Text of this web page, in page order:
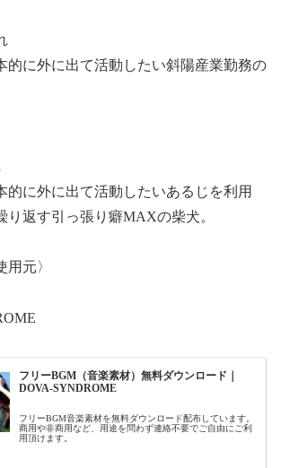
的に外に出て活動したい斜陽産業勤務の
的に外に出て活動したいあるじを利用
り返す引っ張り癖MAXの柴犬。
用元〉
フリーBGM（音楽素材）無料ダウンロード｜
DOVA-SYNDROME
フリーBGM音楽素材を無料ダウンロード配布しています。
商用や非商用など、用途を問わず連絡不要でご自由にご利
用頂けます。